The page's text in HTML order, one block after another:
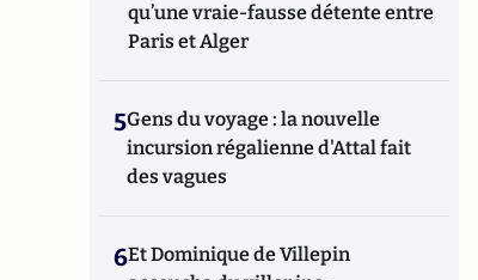
qu’une vraie-fausse détente entre
Paris et Alger
5Gens du voyage : la nouvelle
incursion régalienne d'Attal fait
des vagues
6Et Dominique de Villepin